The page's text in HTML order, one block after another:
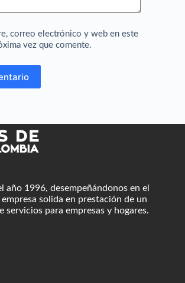
correo electrónico y web en este
vez que comente.
año 1996, desempeñándonos en el
solida en prestación de un
para empresas y hogares.